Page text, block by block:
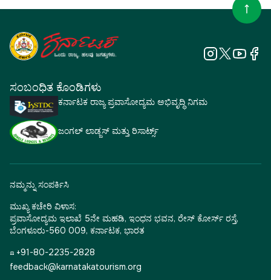
ಸಂಬಂಧಿತ ಕೊಂಡಿಗಳು
ಕರ್ನಾಟಕ ರಾಜ್ಯ ಪ್ರವಾಸೋದ್ಯಮ ಅಭಿವೃದ್ಧಿ ನಿಗಮ
ಜಂಗಲ್ ಲಾಡ್ಜಸ್ ಮತ್ತು ರಿಸಾರ್ಟ್ಸ್
ನಮ್ಮನ್ನು ಸಂಪರ್ಕಿಸಿ
ಮುಖ್ಯ ಕಚೇರಿ ವಿಳಾಸ:
ಪ್ರವಾಸೋದ್ಯಮ ಇಲಾಖೆ 5ನೇ ಮಹಡಿ, ಇಂಧನ ಭವನ, ರೇಸ್ ಕೋರ್ಸ್ ರಸ್ತೆ,
ಬೆಂಗಳೂರು-560 009, ಕರ್ನಾಟಕ, ಭಾರತ
☎ +91-80-2235-2828
feedback@karnatakatourism.org